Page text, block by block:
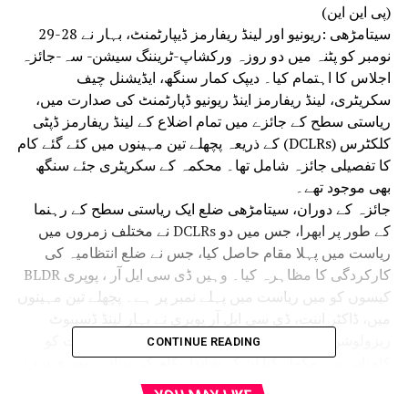
(پی این این)
سیتامڑھی :ریونیو اور لینڈ ریفارمز ڈیپارٹمنٹ، بہار نے 28-29
نومبر کو پٹنہ میں دو روزہ ورکشاپ-ٹریننگ سیشن- سہ-جائزہ
اجلاس کا اہتمام کیا۔ دیپک کمار سنگھ، ایڈیشنل چیف
سکریٹری، لینڈ ریفارمز اینڈ ریونیو ڈپارٹمنٹ کی صدارت میں،
ریاستی سطح کے جائزے میں تمام اضلاع کے لینڈ ریفارمز ڈپٹی
کلکٹرس (DCLRs) کے ذریعہ پچھلے تین مہینوں میں کئے گئے کام
کا تفصیلی جائزہ شامل تھا۔ محکمہ کے سکریٹری جئے سنگھ
بھی موجود تھے۔
جائزہ کے دوران، سیتامڑھی ضلع ایک ریاستی سطح کے رہنما
کے طور پر ابھرا، جس میں دو DCLRs نے مختلف زمروں میں
ریاست میں پہلا مقام حاصل کیا، جس نے ضلع انتظامیہ کی
کارکردگی کا مظاہرہ کیا۔ وہیں ڈی سی ایل آر ، پوپری BLDR
کیسوں کو میں ریاست میں پہلے نمبر پر ہے۔ پچھلے تین مہینوں
کامیابی سے مکمل کیا ان کے شاندار کام کی بنیاد پر پوپری سب
ڈویژن نے پوری ریاست میں پہلا مقام حاصل کیا۔
CONTINUE READING